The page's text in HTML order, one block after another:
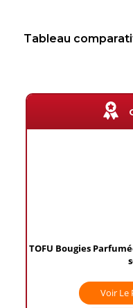
Tableau
TOFU Bougies
Voir Le